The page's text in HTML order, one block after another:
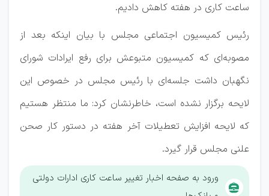
ساعت کاری در هفته کاهش دادیم.
رئیس کمیسیون اجتماعی مجلس با بیان اینکه بعد از
مصوبه‌ای که کمیسیون متبوعش برای رفع ایرادات شورای
نگهبان داشت جلسه‌ای با رئیس مجلس در خصوص این
لایحه برگزار نشده است، خاطرنشان کرد: ما منتظر هستیم
که لایحه افزایش تعطیلات آخر هفته در دستور کار صحن
علنی مجلس قرار گیرد.
ورود به صفحه اخبار تغییر ساعت کاری ادارات دولتی